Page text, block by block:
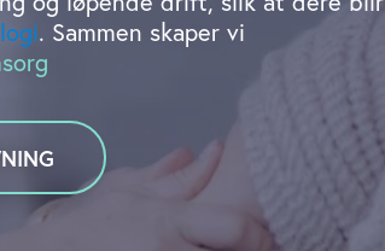
. Sammen skaper vi